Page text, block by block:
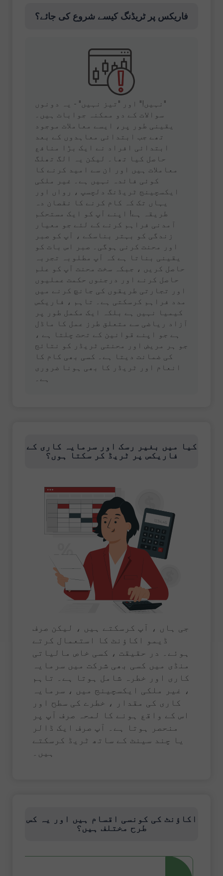
فاریکس پر ٹریڈنگ کیسے شروع کی جائے؟
"نہیں!" اور "تیز نہیں" - یہ دونوں
سوالات کے دو ممکنہ جوابات ہیں۔
یقینی طور پر، ایسے معاملات موجود
تھے جب ابتدائی معاہدوں کے بعد
ابتدائی افراد نے ایک بڑا منافع
حاصل کیا تھا۔ لیکن یہ الگ تھلگ
معاملات ہیں اور ان سے امید کرنے کا
کوئی فائدہ نہیں ہے۔ غیر ملکی
ایکسچینج ٹریڈنگ دلچسپ ، رواں اور
یہاں تک کہ کام کرنے کا نقصان دہ
طریقہ ہے! اپنے آپ کو ایک مستحکم
آمدنی فراہم کرنے کے لئے جو معیار
زندگی کو بہتر بناسکے ، آپ کو صبر
اور محنت کرنی ہوگی۔ صبر اس بات کو
یقینی بناتا ہے کہ آپ مطلوبہ تجربہ
حاصل کریں ، جبکہ سخت محنت آپ کو علم
حاصل کرنے اور درجنوں حکمت عملیوں
اور تجارتی طریقوں کی جانچ کرنے میں
مدد فراہم کرسکتی ہے۔ تاہم ، فاریکس
کیمیا نہیں ہے بلکہ ایک مکمل طور پر
آزاد ریاضی سے متعلق طرز عمل کا ماڈل
ہے جو اپنے قوانین کے تحت چلتا ہے ،
جو ہر مریض اور محنتی ٹریڈر کو نتائج
کی ضمانت دیتا ہے۔ کسی بھی کام کا
انعام اور ٹریڈر کا بھی ہونا ضروری
ہے۔
کیا میں بغیر رسک اور سرمایہ کاری کے
فاریکس پر ٹریڈ کر سکتا ہوں؟
جی ہاں ، آپ کرسکتے ہیں ، لیکن صرف
ڈیمو اکاؤنٹ کا استعمال کرتے
ہوئے۔ در حقیقت ، کسی خاص مالیاتی
منڈی میں کسی بھی شرکت میں سرمایہ
کاری اور خطرہ شامل ہوتا ہے۔ تاہم
، غیر ملکی ایکسچینج میں ، سرمایہ
کاری کی مقدار ، خطرے کی سطح اور
اس کے واقع ہونے کا لمحہ صرف آپ پر
منحصر ہوتا ہے۔ آپ صرف ایک ڈالر
یا چند سینٹ کے ساتھ ٹریڈ کرسکتے
ہیں۔
اکاؤنٹ کی کونسی اقسام ہیں اور یہ کس
طرح مختلف ہیں؟